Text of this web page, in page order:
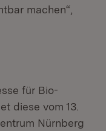
machen“,
für Bio-
diese vom 13.
Nürnberg